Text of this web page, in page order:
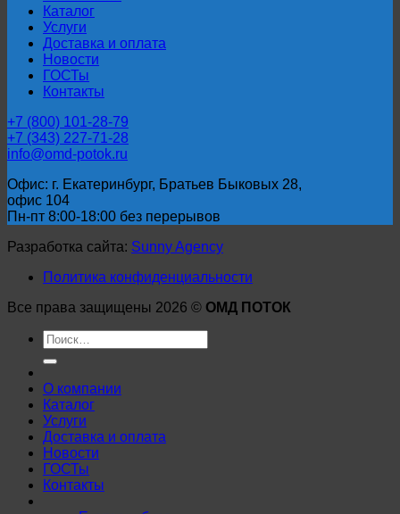
Каталог
Услуги
Доставка и оплата
Новости
ГОСТы
Контакты
+7 (800) 101-28-79
+7 (343) 227-71-28
info@omd-potok.ru
Офис: г. Екатеринбург, Братьев Быковых 28,
офис 104
Пн-пт 8:00-18:00 без перерывов
Разработка сайта: Sunny Agency
Политика конфиденциальности
Все права защищены 2026 © ОМД ПОТОК
Искать:
О компании
Каталог
Услуги
Доставка и оплата
Новости
ГОСТы
Контакты